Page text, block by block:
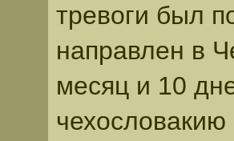
тревоги был
направлен в
месяц и 10